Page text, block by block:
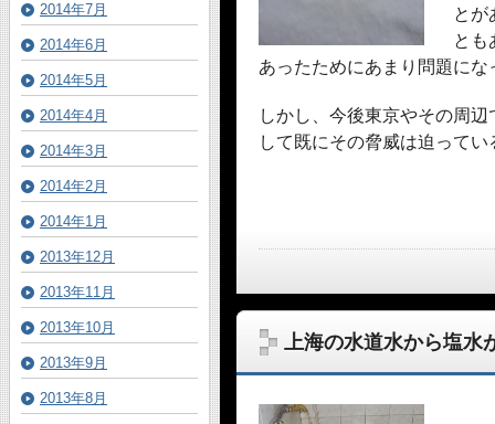
とが
とも
あったためにあまり問題にな
しかし、今後東京やその周
して既にその脅威は迫って
上海の水道水から塩水
2014年7月
2014年6月
2014年5月
2014年4月
2014年3月
2014年2月
2014年1月
2013年12月
2013年11月
2013年10月
2013年9月
2013年8月